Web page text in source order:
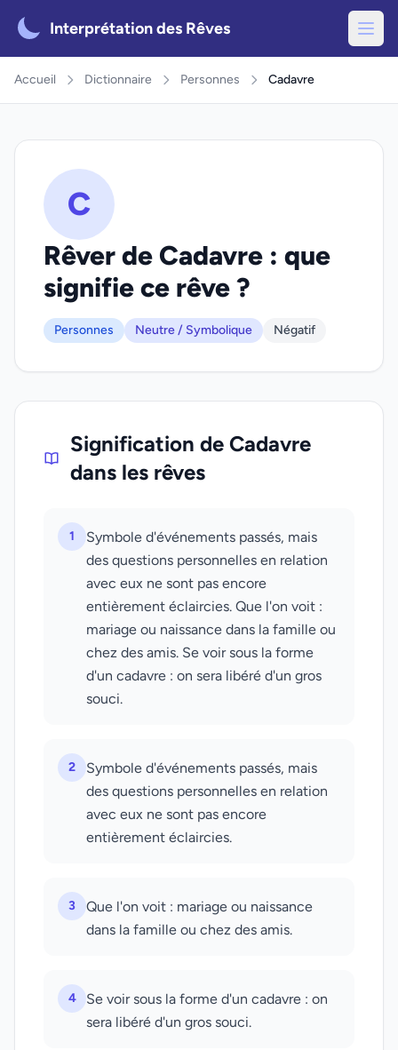
Interprétation des Rêves
Accueil Dictionnaire Personnes Cadavre
C
Rêver de Cadavre : que
signifie ce rêve ?
Personnes Neutre / Symbolique Négatif
Signification de Cadavre
dans les rêves
1
Symbole d'événements passés, mais
des questions personnelles en relation
avec eux ne sont pas encore
entièrement éclaircies. Que l'on voit :
mariage ou naissance dans la famille ou
chez des amis. Se voir sous la forme
d'un cadavre : on sera libéré d'un gros
souci.
2
Symbole d'événements passés, mais
des questions personnelles en relation
avec eux ne sont pas encore
entièrement éclaircies.
3
Que l'on voit : mariage ou naissance
dans la famille ou chez des amis.
4
Se voir sous la forme d'un cadavre : on
sera libéré d'un gros souci.